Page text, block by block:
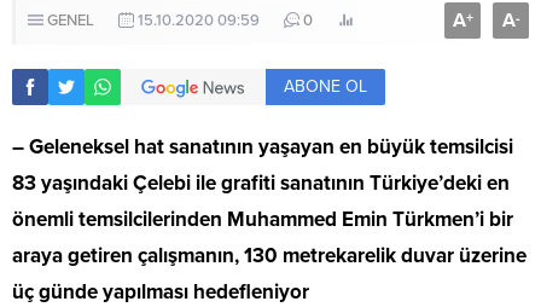
GENEL 15.10.2020 09:59 0 A+ A-
ABONE OL
– Geleneksel hat sanatının yaşayan en büyük temsilcisi
83 yaşındaki Çelebi ile grafiti sanatının Türkiye’deki en
önemli temsilcilerinden Muhammed Emin Türkmen’i bir
araya getiren çalışmanın, 130 metrekarelik duvar üzerine
üç günde yapılması hedefleniyor